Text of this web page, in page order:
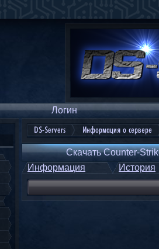
Логин
DS-Servers Информация о сервере
Скачать Counter-
Информация
История